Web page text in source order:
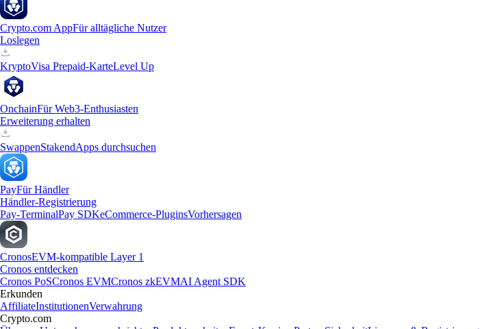
Crypto.com AppFür alltägliche Nutzer
Loslegen
KryptoVisa Prepaid-KarteLevel Up
OnchainFür Web3-Enthusiasten
Erweiterung erhalten
SwappenStakendApps durchsuchen
PayFür Händler
Händler-Registrierung
Pay-TerminalPay SDKeCommerce-PluginsVorhersagen
CronosEVM-kompatible Layer 1
Cronos entdecken
Cronos PoSCronos EVMCronos zkEVMAI Agent SDK
Erkunden
AffiliateInstitutionenVerwahrung
Crypto.com